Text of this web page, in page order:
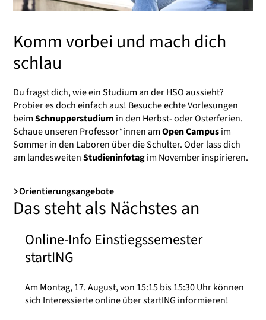
Komm vorbei und mach dich
schlau
Du fragst dich, wie ein Studium an der HSO aussieht?
Probier es doch einfach aus! Besuche echte Vorlesungen
beimSchnupperstudium in den Herbst- oder Osterferien.
Schaue unseren Professor*innen amOpen Campusim
Sommer in den Laboren über die Schulter. Oder lass dich
am landesweitenStudieninfotagim November inspirieren.
Orientierungsangebote
Das steht als Nächstes an
Online-Info Einstiegssemester
startING
Am Montag, 17. August, von 15:15 bis 15:30 Uhr können
sich Interessierte online über startING informieren!